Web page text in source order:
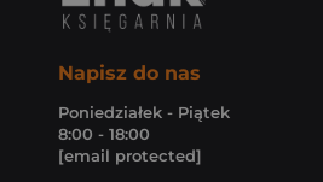
Napisz do nas
Poniedziałek - Piątek
8:00 - 18:00
[email protected]